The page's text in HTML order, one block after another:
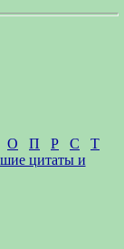
О П Р С
Т
цитаты и